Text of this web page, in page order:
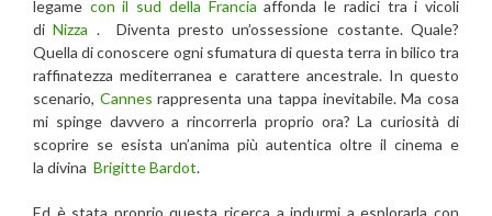
legame con il sud della Francia affonda le radici tra i vicoli
diNizza . Diventa presto un’ossessione costante. Quale?
Quella di conoscere ogni sfumatura di questa terra in bilico tra
raffinatezza mediterranea e carattere ancestrale. In questo
scenario, Cannes rappresenta una tappa inevitabile. Ma cosa
mi spinge davvero a rincorrerla proprio ora? La curiosità di
scoprire se esista un’anima più autentica oltre il cinema e
la divina Brigitte Bardot.
Ed è stata proprio questa ricerca a indurmi a esplorarla con